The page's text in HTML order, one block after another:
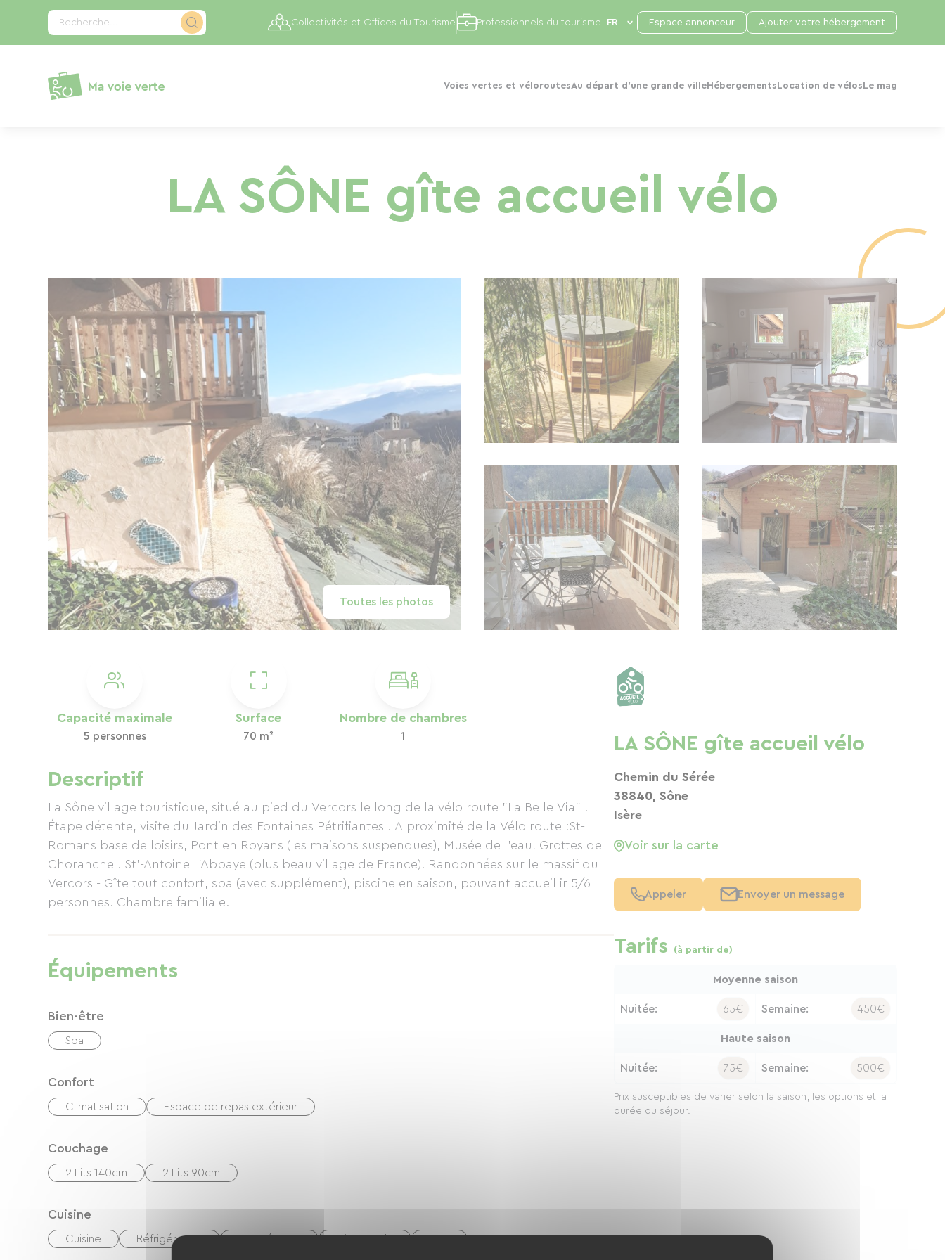
Recherche...
Voies vertes et véloroutesAu départ d'une grande ville Hébergements Location de vélos Le mag
Collectivités et Offices du Tourisme Professionnels du tourisme Espace annonceur Ajouter votre hébergement
LA SÔNE gîte accueil vélo
Toutes les photos
Capacité maximale
5 personnes
Surface
70 m²
Nombre de chambres
1
Descriptif
La Sône village touristique, situé au pied du Vercors le long de la vélo route "La Belle Via" .
Étape détente, visite du Jardin des Fontaines Pétrifiantes . A proximité de la Vélo route :St-
Romans base de loisirs, Pont en Royans (les maisons suspendues), Musée de l’eau, Grottes de
Choranche . St’-Antoine L’Abbaye (plus beau village de France). Randonnées sur le massif du
Vercors - Gîte tout confort, spa (avec supplément), piscine en saison, pouvant accueillir 5/6
personnes. Chambre familiale.
Équipements
Bien-être
Spa
Confort
Climatisation Espace de repas extérieur
Couchage
2 Lits 140cm 2 Lits 90cm
Cuisine
Cuisine Réfrigérateur Congélateur Micro-onde Four
LA SÔNE gîte accueil vélo
Chemin du Sérée
38840, Sône
Isère
Voir sur la carte
Appeler Envoyer un message
Tarifs (à partir de)
Moyenne saison
Nuitée: 65€ Semaine: 450€
Haute saison
Nuitée: 75€ Semaine: 500€
Prix susceptibles de varier selon la saison, les options et la
durée du séjour.
Panneau de gestion des cookies